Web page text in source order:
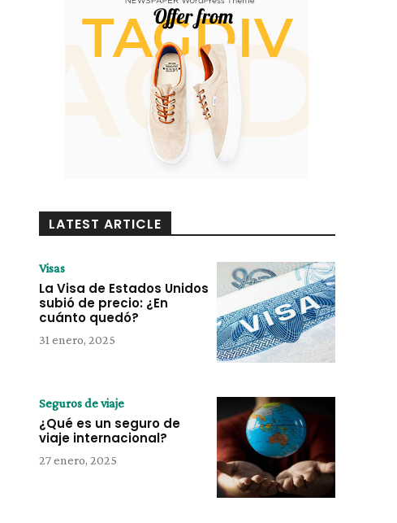
LATEST ARTICLE
Visas
La Visa de Estados Unidos
subió de precio: ¿En
cuánto quedó?
31 enero, 2025
Seguros de viaje
¿Qué es un seguro de
viaje internacional?
27 enero, 2025